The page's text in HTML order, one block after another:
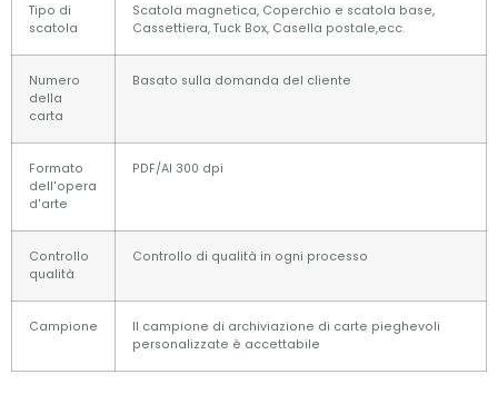
Tipo di
scatola
Scatola magnetica, Coperchio e scatola base,
Cassettiera, Tuck Box, Casella postale,ecc.
Numero
della
carta
Basato sulla domanda del cliente
Formato
dell'opera
d'arte
PDF/AI 300 dpi
Controllo
qualità
Controllo di qualità in ogni processo
Campione
Il campione di archiviazione di carte pieghevoli
personalizzate è accettabile